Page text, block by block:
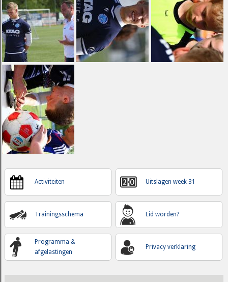
Activiteiten
Trainingsschema
Programma &
afgelastingen
Uitslagen week 31
Lid worden?
Privacy verklaring